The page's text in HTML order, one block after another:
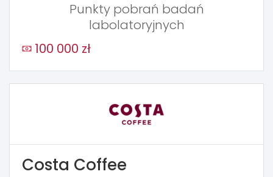
Punkty pobrań badań
labolatoryjnych
100 000 zł
Costa Coffee